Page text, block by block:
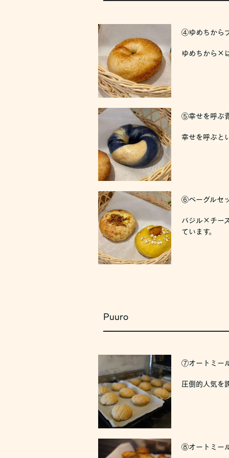
④ゆめちから
ゆめちから×
⑤幸せを呼ぶ
幸せを呼ぶと
⑥ベーグルセ
バジル×チー
ています。
Puuro
⑦オートミー
圧倒的人気を
⑧オートミー